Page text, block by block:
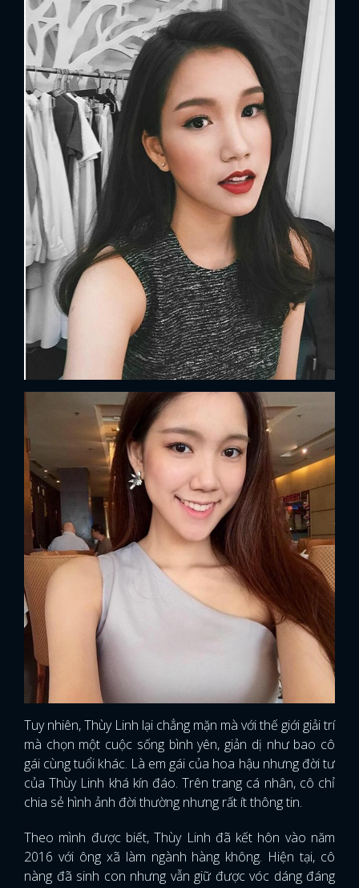
ĐĂNG NHẬP
Tuy nhiên, Thùy Linh lại chẳng mặn mà với thế giới giải trí
mà chọn một cuộc sống bình yên, giản dị như bao cô
gái cùng tuổi khác. Là em gái của hoa hậu nhưng đời tư
của Thùy Linh khá kín đáo. Trên trang cá nhân, cô chỉ
chia sẻ hình ảnh đời thường nhưng rất ít thông tin.
Theo mình được biết, Thùy Linh đã kết hôn vào năm
2016 với ông xã làm ngành hàng không. Hiện tại, cô
nàng đã sinh con nhưng vẫn giữ được vóc dáng đáng